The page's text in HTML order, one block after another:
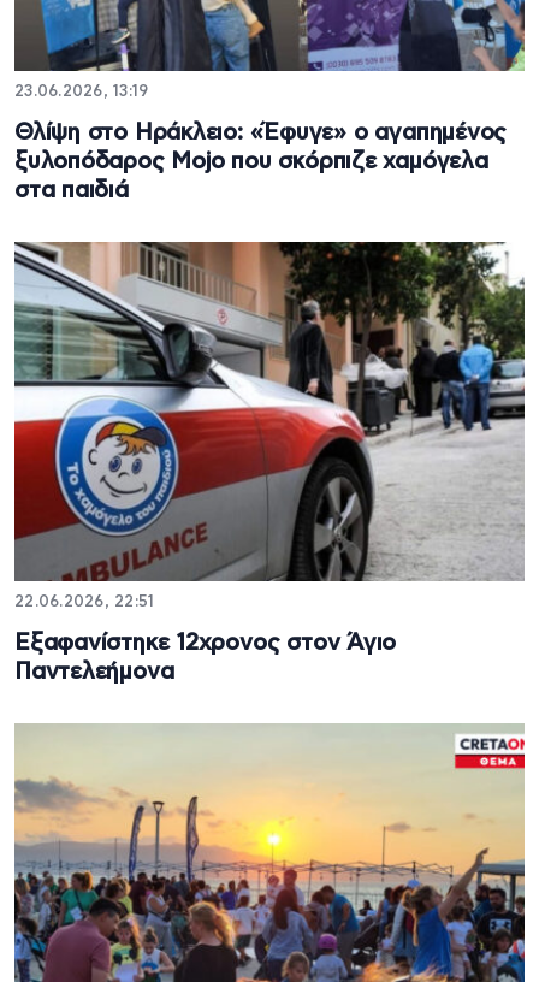
23.06.2026, 13:19
Θλίψη στο Ηράκλειο: «Έφυγε» ο αγαπημένος
ξυλοπόδαρος Mojo που σκόρπιζε χαμόγελα
στα παιδιά
22.06.2026, 22:51
Εξαφανίστηκε 12χρονος στον Άγιο
Παντελεήμονα